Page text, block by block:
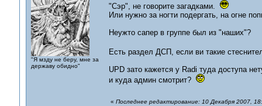
"Я мзду не беру, мне за
державу обидно"
"Сэр", не говорите загадками.
Или нужно за ногти подергать, на огне
Неужто сапер в группе был из "наших"?
Есть раздел ДСП, если ви такие
UPD зато кажется у Radi туда доступа
и куда админ смотрит?
« Последнее редактирование: 10 Декабря 2007,